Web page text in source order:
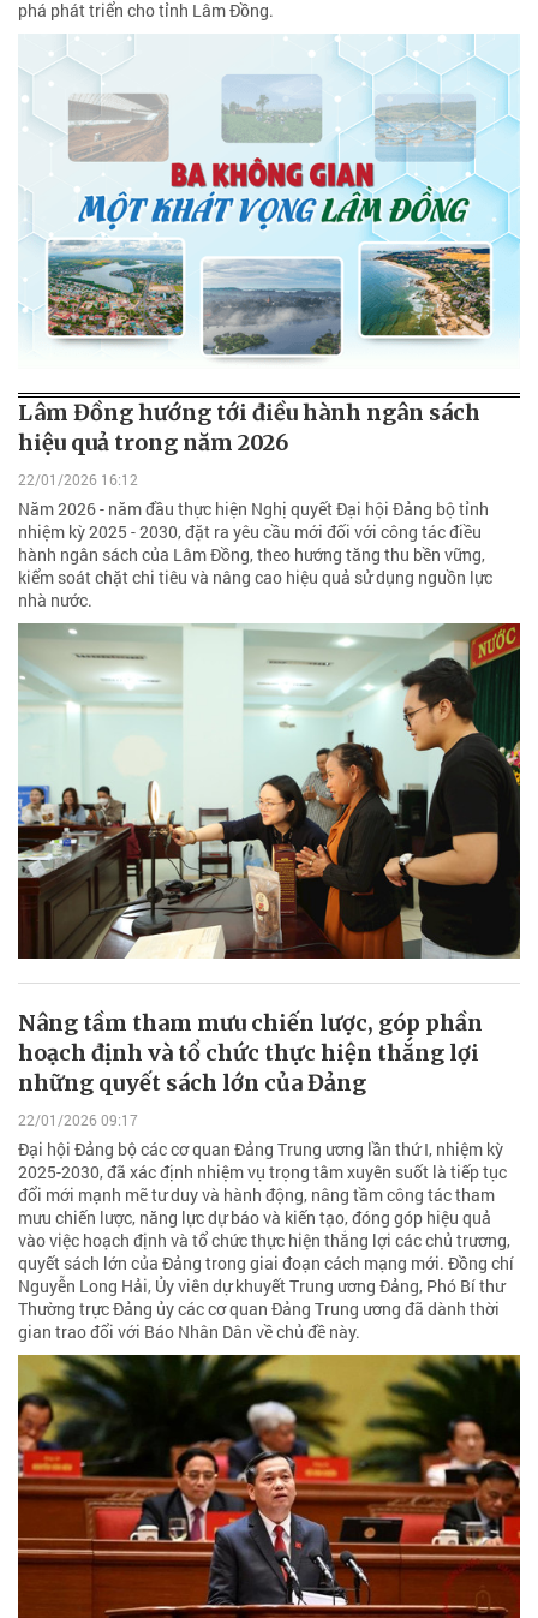
phá phát triển cho tỉnh Lâm Đồng.
Lâm Đồng hướng tới điều hành ngân sách
hiệu quả trong năm 2026
22/01/2026 16:12
Năm 2026 - năm đầu thực hiện Nghị quyết Đại hội Đảng bộ tỉnh
nhiệm kỳ 2025 - 2030, đặt ra yêu cầu mới đối với công tác điều
hành ngân sách của Lâm Đồng, theo hướng tăng thu bền vững,
kiểm soát chặt chi tiêu và nâng cao hiệu quả sử dụng nguồn lực
nhà nước.
Nâng tầm tham mưu chiến lược, góp phần
hoạch định và tổ chức thực hiện thắng lợi
những quyết sách lớn của Đảng
22/01/2026 09:17
Đại hội Đảng bộ các cơ quan Đảng Trung ương lần thứ I, nhiệm kỳ
2025-2030, đã xác định nhiệm vụ trọng tâm xuyên suốt là tiếp tục
đổi mới mạnh mẽ tư duy và hành động, nâng tầm công tác tham
mưu chiến lược, năng lực dự báo và kiến tạo, đóng góp hiệu quả
vào việc hoạch định và tổ chức thực hiện thắng lợi các chủ trương,
quyết sách lớn của Đảng trong giai đoạn cách mạng mới. Đồng chí
Nguyễn Long Hải, Ủy viên dự khuyết Trung ương Đảng, Phó Bí thư
Thường trực Đảng ủy các cơ quan Đảng Trung ương đã dành thời
gian trao đổi với Báo Nhân Dân về chủ đề này.